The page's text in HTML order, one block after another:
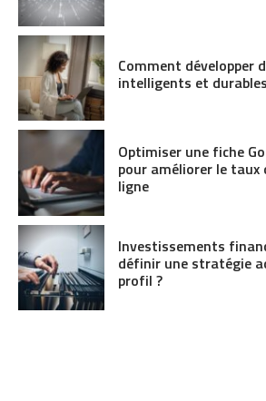
Comment développer
intelligents et
Optimiser une fiche
pour améliorer le taux
ligne
Investissements
définir une stratégie
profil ?